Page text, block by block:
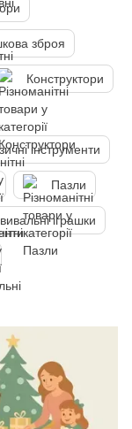
зброя
Конструктори
інструменти
Пазли
іграшки